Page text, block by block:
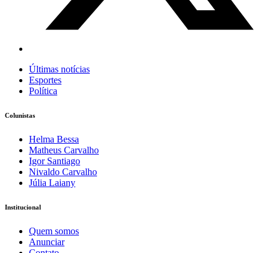
Últimas notícias
Esportes
Política
Colunistas
Helma Bessa
Matheus Carvalho
Igor Santiago
Nivaldo Carvalho
Júlia Laiany
Institucional
Quem somos
Anunciar